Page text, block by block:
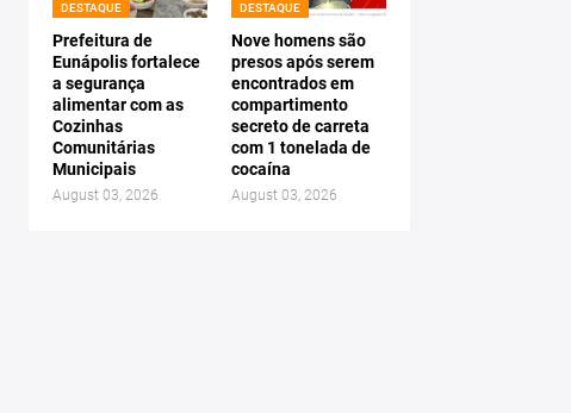
DESTAQUE
Prefeitura de
Eunápolis fortalece
a segurança
alimentar com as
Cozinhas
Comunitárias
Municipais
August 03, 2026
DESTAQUE
Nove homens são
presos após serem
encontrados em
compartimento
secreto de carreta
com 1 tonelada de
cocaína
August 03, 2026